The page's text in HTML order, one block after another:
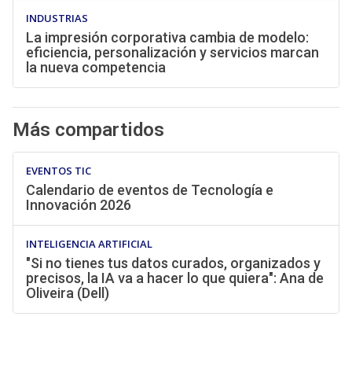
INDUSTRIAS
La impresión corporativa cambia de modelo:
eficiencia, personalización y servicios marcan
la nueva competencia
Más compartidos
EVENTOS TIC
Calendario de eventos de Tecnología e
Innovación 2026
INTELIGENCIA ARTIFICIAL
"Si no tienes tus datos curados, organizados y
precisos, la IA va a hacer lo que quiera": Ana de
Oliveira (Dell)